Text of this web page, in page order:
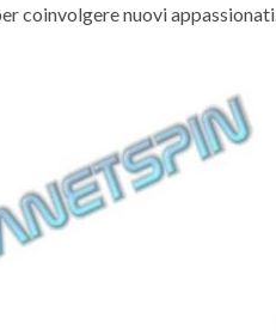
coinvolgere nuovi appassionati...